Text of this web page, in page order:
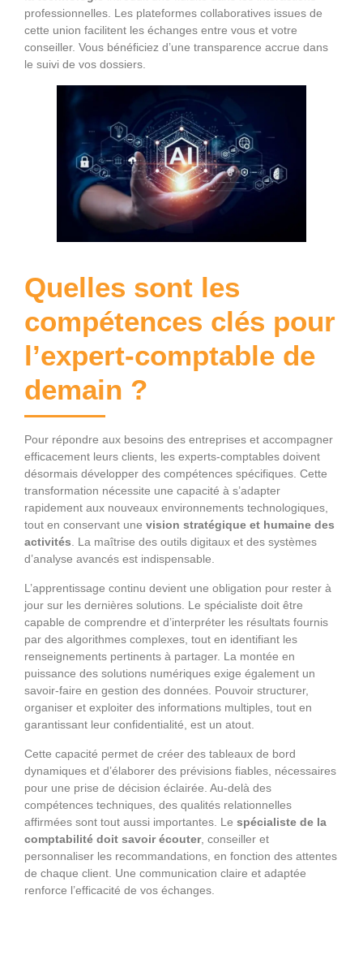
professionnelles. Les plateformes collaboratives issues de
cette union facilitent les échanges entre vous et votre
conseiller. Vous bénéficiez d’une transparence accrue dans
le suivi de vos dossiers.
Quelles sont les
compétences clés pour
l’expert-comptable de
demain ?
Pour répondre aux besoins des entreprises et accompagner
efficacement leurs clients, les experts-comptables doivent
désormais développer des compétences spécifiques. Cette
transformation nécessite une capacité à s’adapter
rapidement aux nouveaux environnements technologiques,
tout en conservant une vision stratégique et humaine des
activités . La maîtrise des outils digitaux et des systèmes
d’analyse avancés est indispensable.
L’apprentissage continu devient une obligation pour rester à
jour sur les dernières solutions. Le spécialiste doit être
capable de comprendre et d’interpréter les résultats fournis
par des algorithmes complexes, tout en identifiant les
renseignements pertinents à partager. La montée en
puissance des solutions numériques exige également un
savoir-faire en gestion des données. Pouvoir structurer,
organiser et exploiter des informations multiples, tout en
garantissant leur confidentialité, est un atout.
Cette capacité permet de créer des tableaux de bord
dynamiques et d’élaborer des prévisions fiables, nécessaires
pour une prise de décision éclairée. Au-delà des
compétences techniques, des qualités relationnelles
affirmées sont tout aussi importantes. Le spécialiste de la
comptabilité doit savoir écouter, conseiller et
personnaliser les recommandations, en fonction des attentes
de chaque client. Une communication claire et adaptée
renforce l’efficacité de vos échanges.